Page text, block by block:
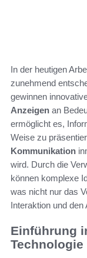
In der heutigen
zunehmend
gewinnen
Anzeigen an
ermöglicht es,
Weise zu
Kommunikation
wird. Durch die
können komplexe
was nicht nur das
Interaktion und
Einführung
Technologie